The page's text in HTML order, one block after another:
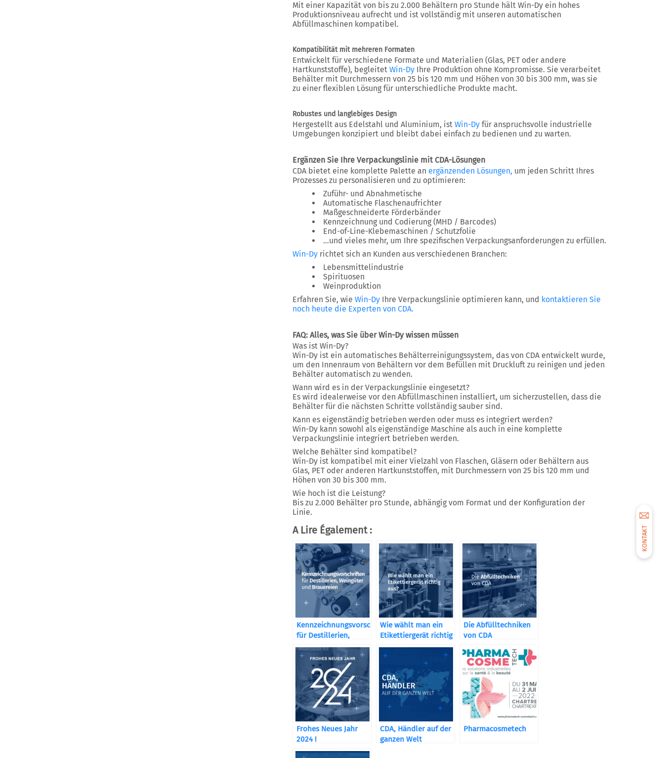
KONTAKT
Mit einer Kapazität von bis zu 2.000 Behältern pro Stunde hält Win-Dy ein hohes
Produktionsniveau aufrecht und ist vollständig mit unseren automatischen
Abfüllmaschinen kompatibel.
Kompatibilität mit mehreren Formaten
Entwickelt für verschiedene Formate und Materialien (Glas, PET oder andere
Hartkunststoffe), begleitet Win-Dy Ihre Produktion ohne Kompromisse. Sie verarbeitet
Behälter mit Durchmessern von 25 bis 120 mm und Höhen von 30 bis 300 mm, was sie
zu einer flexiblen Lösung für unterschiedliche Produkte macht.
Robustes und langlebiges Design
Hergestellt aus Edelstahl und Aluminium, ist Win-Dy für anspruchsvolle industrielle
Umgebungen konzipiert und bleibt dabei einfach zu bedienen und zu warten.
Ergänzen Sie Ihre Verpackungslinie mit CDA-Lösungen
CDA bietet eine komplette Palette an ergänzenden Lösungen, um jeden Schritt Ihres
Prozesses zu personalisieren und zu optimieren:
Zuführ- und Abnahmetische
Automatische Flaschenaufrichter
Maßgeschneiderte Förderbänder
Kennzeichnung und Codierung (MHD / Barcodes)
End-of-Line-Klebemaschinen / Schutzfolie
…und vieles mehr, um Ihre spezifischen Verpackungsanforderungen zu erfüllen.
Win-Dy richtet sich an Kunden aus verschiedenen Branchen:
Lebensmittelindustrie
Spirituosen
Weinproduktion
Erfahren Sie, wie Win-Dy Ihre Verpackungslinie optimieren kann, und kontaktieren Sie
noch heute die Experten von CDA.
FAQ: Alles, was Sie über Win-Dy wissen müssen
Was ist Win-Dy?
Win-Dy ist ein automatisches Behälterreinigungssystem, das von CDA entwickelt wurde,
um den Innenraum von Behältern vor dem Befüllen mit Druckluft zu reinigen und jeden
Behälter automatisch zu wenden.
Wann wird es in der Verpackungslinie eingesetzt?
Es wird idealerweise vor den Abfüllmaschinen installiert, um sicherzustellen, dass die
Behälter für die nächsten Schritte vollständig sauber sind.
Kann es eigenständig betrieben werden oder muss es integriert werden?
Win-Dy kann sowohl als eigenständige Maschine als auch in eine komplette
Verpackungslinie integriert betrieben werden.
Welche Behälter sind kompatibel?
Win-Dy ist kompatibel mit einer Vielzahl von Flaschen, Gläsern oder Behältern aus
Glas, PET oder anderen Hartkunststoffen, mit Durchmessern von 25 bis 120 mm und
Höhen von 30 bis 300 mm.
Wie hoch ist die Leistung?
Bis zu 2.000 Behälter pro Stunde, abhängig vom Format und der Konfiguration der
Linie.
A Lire Également :
Kennzeichnungsvorschriften
für Destillerien,
Weingüter und
Brauereien
Wie wählt man ein
Etikettiergerät richtig
aus?
Die Abfülltechniken
von CDA
Frohes Neues Jahr
2024 !
CDA, Händler auf der
ganzen Welt
Pharmacosmetech